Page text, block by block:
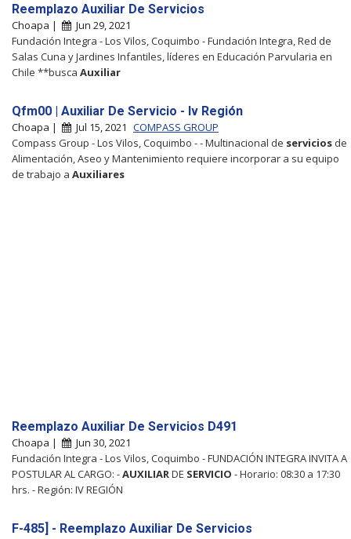
Reemplazo Auxiliar De Servicios
Choapa |
Jun 29, 2021
Fundación Integra - Los Vilos, Coquimbo - Fundación Integra, Red de
Salas Cuna y Jardines Infantiles, líderes en Educación Parvularia en
Chile **busca Auxiliar
Qfm00 | Auxiliar De Servicio - Iv Región
Choapa | Jul 15, 2021 COMPASS GROUP
Compass Group - Los Vilos, Coquimbo - - Multinacional de servicios de
Alimentación, Aseo y Mantenimiento requiere incorporar a su equipo
de trabajo a Auxiliares
Reemplazo Auxiliar De Servicios D491
Choapa |
Jun 30, 2021
Fundación Integra - Los Vilos, Coquimbo - FUNDACIÓN INTEGRA INVITA A
POSTULAR AL CARGO: -AUXILIAR DE SERVICIO - Horario: 08:30 a 17:30
hrs. - Región: IV REGIÓN
F-485] - Reemplazo Auxiliar De Servicios